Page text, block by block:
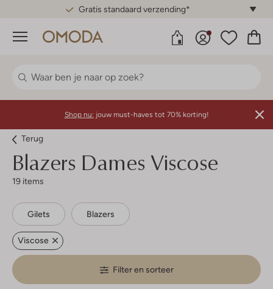
Gratis standaard verzending*
Menu
Shop nu: jouw must-haves tot 70% korting!
Terug
Blazers Dames Viscose
19 items
Gilets Blazers
Viscose
Filter en sorteer